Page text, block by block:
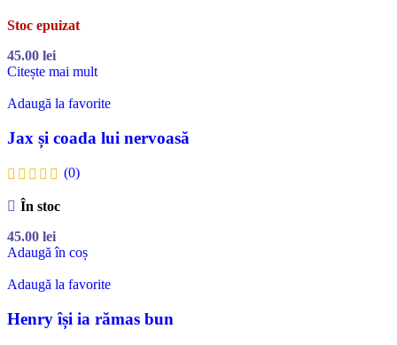
Stoc epuizat
45.00 lei
Citește mai mult
Adaugă la favorite
Jax și coada lui nervoasă
(0)
În stoc
45.00 lei
Adaugă în coș
Adaugă la favorite
Henry își ia rămas bun